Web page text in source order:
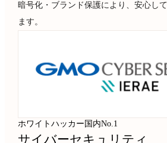
暗号化・ブランド保護により、安心し
ます。
ホワイトハッカー国内No.1
サイバーセキュリティ